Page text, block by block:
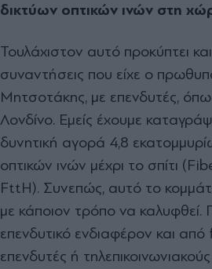
δικτύων οπτικών ινών στη
Τουλάχιστον αυτό προκύπτει
συναντήσεις που είχε ο
Μητσοτάκης, με επενδυτές,
Λονδίνο. Εμείς έχουμε
δυνητική αγορά 4,8
οπτικών ινών μέχρι το σπίτι
FttH). Συνεπώς, αυτό το
με κάποιον τρόπο να καλυφθεί.
επενδυτικό ενδιαφέρον και
επενδυτές ή